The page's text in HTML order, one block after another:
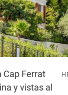
Cap Ferrat
y vistas al